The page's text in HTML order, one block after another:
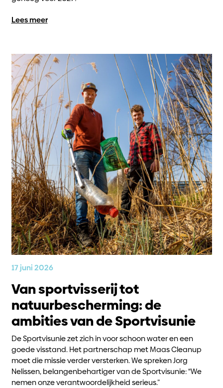
Lees meer
17 juni 2026
Van sportvisserij tot
natuurbescherming: de
ambities van de Sportvisunie
De Sportvisunie zet zich in voor schoon water en een
goede visstand. Het partnerschap met Maas Cleanup
moet die missie verder versterken. We spreken Jorg
Nelissen, belangenbehartiger van de Sportvisunie: “We
nemen onze verantwoordelijkheid serieus.”